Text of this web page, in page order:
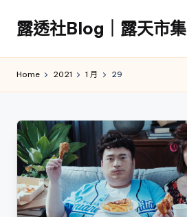
Skip
content
露透社Blog｜露天市集
社
露
天
市
集
Home 2021 1 月 29